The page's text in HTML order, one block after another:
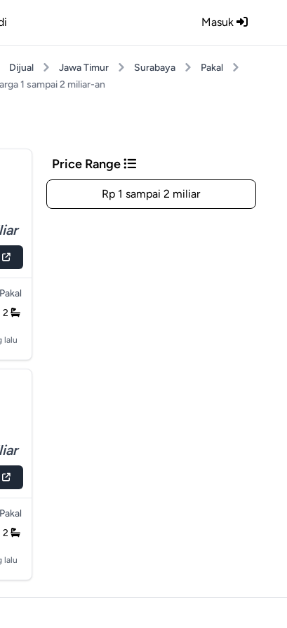
Masuk
Dijual Jawa Timur Surabaya
Pakal
1 sampai 2 miliar-an
Pakal
2
lalu
Pakal
2
lalu
Price Range
Rp 1 sampai 2 miliar